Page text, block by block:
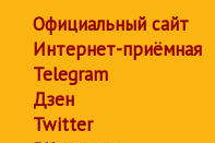
Официальный сайт
Интернет-приёмная
Telegram
Дзен
Twitter